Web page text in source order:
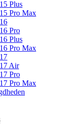
Plus
Pro Max
Pro
Plus
Pro Max
Air
Pro
Pro Max